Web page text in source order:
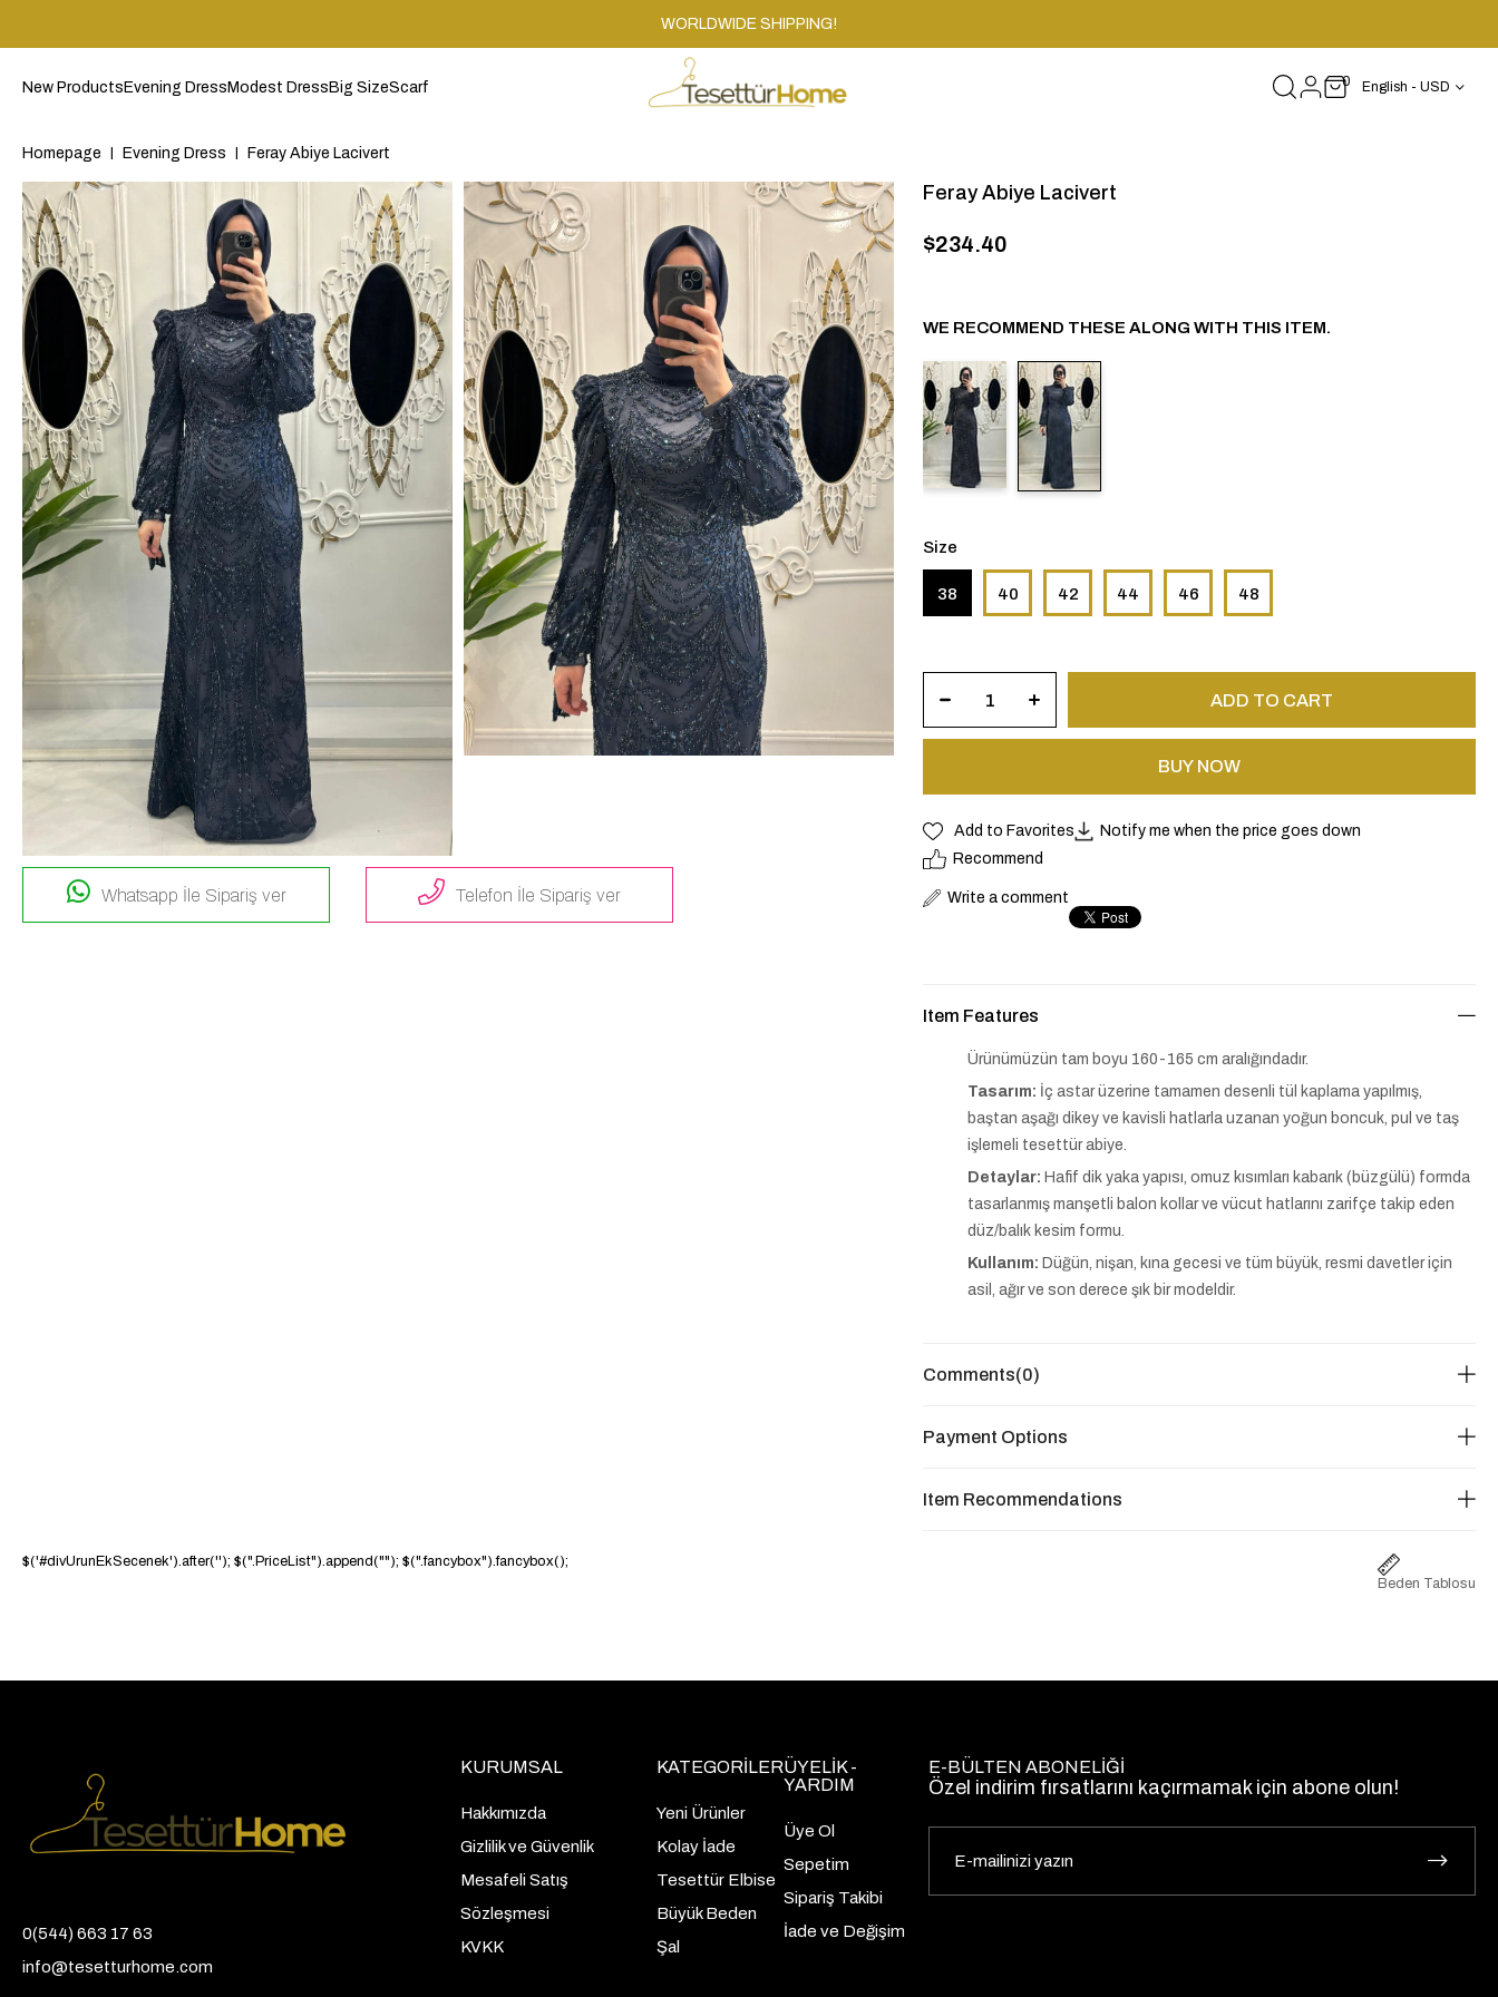
WORLDWIDE SHIPPING!
New ProductsEvening DressModest DressBig SizeScarf 0 English - USD
Homepage Evening Dress Feray Abiye Lacivert
Whatsapp İle Sipariş ver Telefon İle Sipariş ver
Feray Abiye Lacivert
$234.40
WE RECOMMEND THESE ALONG WITH THIS ITEM.
Size
38 40 42 44 46 48
Add to Favorites
Notify me when the price goes down
Recommend
Write a comment
Item Features
Ürünümüzün tam boyu 160-165 cm aralığındadır.
Tasarım: İç astar üzerine tamamen desenli tül kaplama yapılmış,
baştan aşağı dikey ve kavisli hatlarla uzanan yoğun boncuk, pul ve taş
işlemeli tesettür abiye.
Detaylar: Hafif dik yaka yapısı, omuz kısımları kabarık (büzgülü) formda
tasarlanmış manşetli balon kollar ve vücut hatlarını zarifçe takip eden
düz/balık kesim formu.
Kullanım: Düğün, nişan, kına gecesi ve tüm büyük, resmi davetler için
asil, ağır ve son derece şık bir modeldir.
Comments(0)
Payment Options
Item Recommendations
$('#divUrunEkSecenek').after('
Beden Tablosu
'); $(".PriceList").append(""); $(".fancybox").fancybox();
0(544) 663 17 63
info@tesetturhome.com
KURUMSAL
Hakkımızda
Gizlilik ve Güvenlik
Mesafeli Satış
Sözleşmesi
KVKK
KATEGORİLER
Yeni Ürünler
Kolay İade
Tesettür Elbise
Büyük Beden
Şal
ÜYELİK -
YARDIM
Üye Ol
Sepetim
Sipariş Takibi
İade ve Değişim
E-BÜLTEN ABONELİĞİ
Özel indirim fırsatlarını kaçırmamak için abone olun!